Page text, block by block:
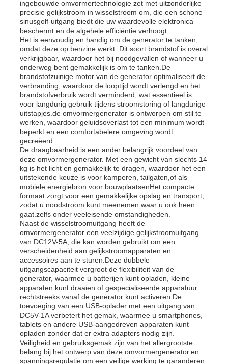
Videos
Over ons
Fabrieksreis
Kwaliteitscontrole
Contacteer ons
nieuws
Alle Gevallen
Vraag een offerte aan
dieselgeneratorset
benzinegeneratoren
Omvormergeneratorset
ingebouwde omvormertechnologie zet met uitzonderlijke
precisie gelijkstroom in wisselstroom om, die een schone
sinusgolf-uitgang biedt die uw waardevolle elektronica
beschermt en de algehele efficiëntie verhoogt.
Het is eenvoudig en handig om de generator te tanken,
omdat deze op benzine werkt. Dit soort brandstof is overal
verkrijgbaar, waardoor het bij noodgevallen of wanneer u
onderweg bent gemakkelijk is om te tanken.De
brandstofzuinige motor van de generator optimaliseert de
verbranding, waardoor de looptijd wordt verlengd en het
brandstofverbruik wordt verminderd, wat essentieel is
voor langdurig gebruik tijdens stroomstoring of langdurige
uitstapjes.de omvormergenerator is ontworpen om stil te
werken, waardoor geluidsoverlast tot een minimum wordt
beperkt en een comfortabelere omgeving wordt
gecreëerd.
De draagbaarheid is een ander belangrijk voordeel van
deze omvormergenerator. Met een gewicht van slechts 14
kg is het licht en gemakkelijk te dragen, waardoor het een
uitstekende keuze is voor kamperen, tailgaten,of als
mobiele energiebron voor bouwplaatsenHet compacte
formaat zorgt voor een gemakkelijke opslag en transport,
zodat u noodstroom kunt meenemen waar u ook heen
gaat.zelfs onder veeleisende omstandigheden.
Naast de wisselstroomuitgang heeft de
omvormergenerator een veelzijdige gelijkstroomuitgang
van DC12V-5A, die kan worden gebruikt om een
verscheidenheid aan gelijkstroomapparaten en
accessoires aan te sturen.Deze dubbele
uitgangscapaciteit vergroot de flexibiliteit van de
generator, waarmee u batterijen kunt opladen, kleine
apparaten kunt draaien of gespecialiseerde apparatuur
rechtstreeks vanaf de generator kunt activeren.De
toevoeging van een USB-oplader met een uitgang van
DC5V-1A verbetert het gemak, waarmee u smartphones,
tablets en andere USB-aangedreven apparaten kunt
opladen zonder dat er extra adapters nodig zijn.
Veiligheid en gebruiksgemak zijn van het allergrootste
belang bij het ontwerp van deze omvormergenerator.en
spanningsregulatie om een veilige werking te garanderen